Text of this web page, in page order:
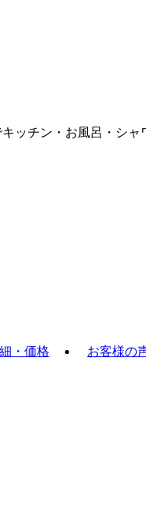
ッチン・お風呂・シャ
・価格 お客様の